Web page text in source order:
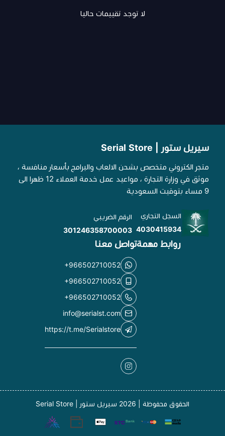
لا توجد تقييمات حاليا
سيريل ستور | Serial Store
متجر الكتروني متخصص بشحن الالعاب والبرامج بأسعار منافسة ،
موثق في وزارة التجارة ، مواعيد عمل خدمة العملاء 12 ظهرا الى
9 مساء بتوقيت السعودية
السجل التجاري
4030415934
الرقم الضريبي
301246358700003
روابط مهمةتواصل معنا
+966502710052
+966502710052
+966502710052
info@serialst.com
https://t.me/Serialstore
الحقوق محفوظة | 2026 سيريل ستور | Serial Store